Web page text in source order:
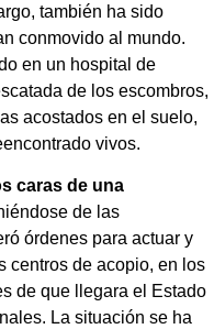
también ha sido
conmovido al mundo.
en un hospital de
de los escombros,
acostados en el suelo,
vivos.
caras de una
de las
órdenes para actuar y
centros de acopio, en los
de que llegara el Estado
La situación se ha